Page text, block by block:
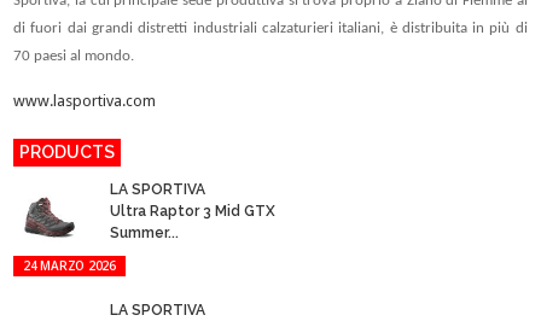
di fuori dai grandi distretti industriali calzaturieri italiani, è distribuita in più di
70 paesi al mondo.
www.lasportiva.com
PRODUCTS
LA SPORTIVA
Ultra Raptor 3 Mid GTX
Summer...
24 MARZO 2026
LA SPORTIVA